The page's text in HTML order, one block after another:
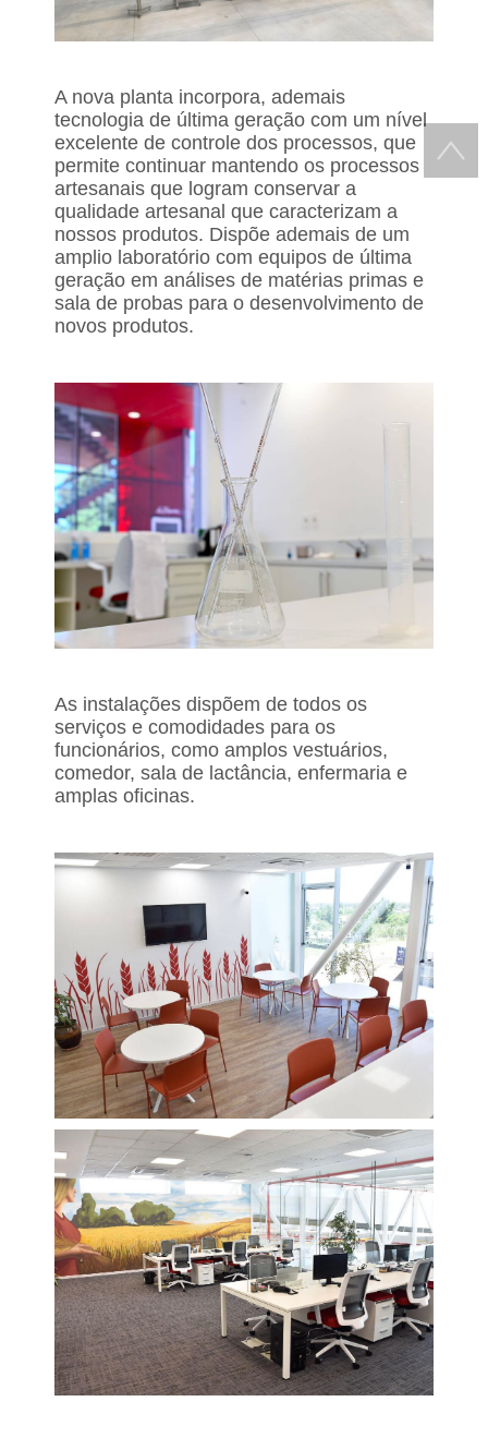
A nova planta incorpora, ademais
tecnologia de última geração com um nível
excelente de controle dos processos, que
permite continuar mantendo os processos
artesanais que logram conservar a
qualidade artesanal que caracterizam a
nossos produtos. Dispõe ademais de um
amplio laboratório com equipos de última
geração em análises de matérias primas e
sala de probas para o desenvolvimento de
novos produtos.
As instalações dispõem de todos os
serviços e comodidades para os
funcionários, como amplos vestuários,
comedor, sala de lactância, enfermaria e
amplas oficinas.